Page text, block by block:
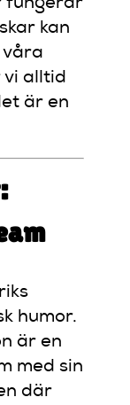
fungerar
kan
våra
vi alltid
är en
humor.
är en
med sin
där